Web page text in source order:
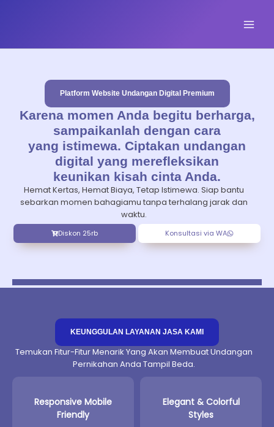
Platform Website Undangan Digital Premium
Karena momen Anda begitu berharga,
sampaikanlah dengan cara
yang istimewa. Ciptakan undangan
digital yang merefleksikan
keunikan kisah cinta Anda.
Hemat Kertas, Hemat Biaya, Tetap Istimewa. Siap bantu
sebarkan momen bahagiamu tanpa terhalang jarak dan
waktu.
Diskon 25rb Konsultasi via WA
KEUNGGULAN LAYANAN JASA KAMI
Temukan Fitur-Fitur Menarik Yang Akan Membuat Undangan
Pernikahan Anda Tampil Beda.
Responsive Mobile
Friendly
Elegant & Colorful
Styles